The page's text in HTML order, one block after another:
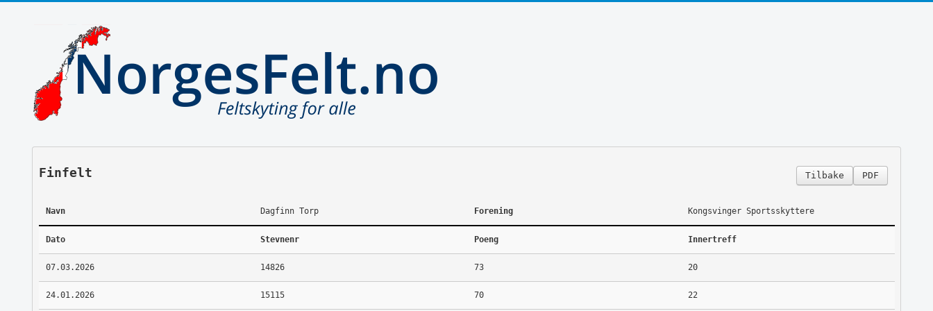
PDF
Tilbake
Finfelt
Navn Dagfinn Torp Forening Kongsvinger Sportsskyttere
Dato Stevnenr Poeng Innertreff
07.03.2026 14826 73 20
24.01.2026 15115 70 22